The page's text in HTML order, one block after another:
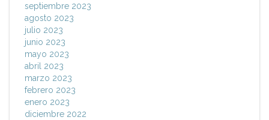
septiembre 2023
agosto 2023
julio 2023
junio 2023
mayo 2023
abril 2023
marzo 2023
febrero 2023
enero 2023
diciembre 2022